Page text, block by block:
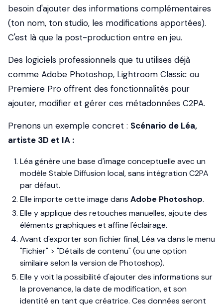
besoin d'ajouter des informations complémentaires
(ton nom, ton studio, les modifications apportées).
C'est là que la post-production entre en jeu.
Des logiciels professionnels que tu utilises déjà
comme Adobe Photoshop, Lightroom Classic ou
Premiere Pro offrent des fonctionnalités pour
ajouter, modifier et gérer ces métadonnées C2PA.
Prenons un exemple concret : Scénario de Léa,
artiste 3D et IA :
Léa génère une base d'image conceptuelle avec un
modèle Stable Diffusion local, sans intégration C2PA
par défaut.
Elle importe cette image dans Adobe Photoshop.
Elle y applique des retouches manuelles, ajoute des
éléments graphiques et affine l'éclairage.
Avant d'exporter son fichier final, Léa va dans le menu
"Fichier" > "Détails de contenu" (ou une option
similaire selon la version de Photoshop).
Elle y voit la possibilité d'ajouter des informations sur
la provenance, la date de modification, et son
identité en tant que créatrice. Ces données seront